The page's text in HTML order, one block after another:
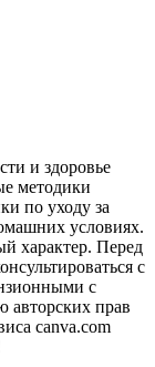
и здоровье
методики
по уходу за
условиях.
характер. Перед
с
с
авторских прав
canva.com